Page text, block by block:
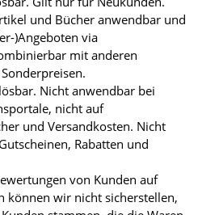
und Bücher anwendbar und
)Angeboten via
mit anderen
Nicht anwendbar bei
nicht auf
und Versandkosten. Nicht
Rabatten und
von Kunden auf
können wir nicht sicherstellen,